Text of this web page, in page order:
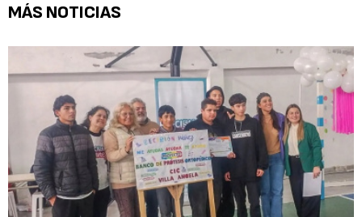
MÁS NOTICIAS